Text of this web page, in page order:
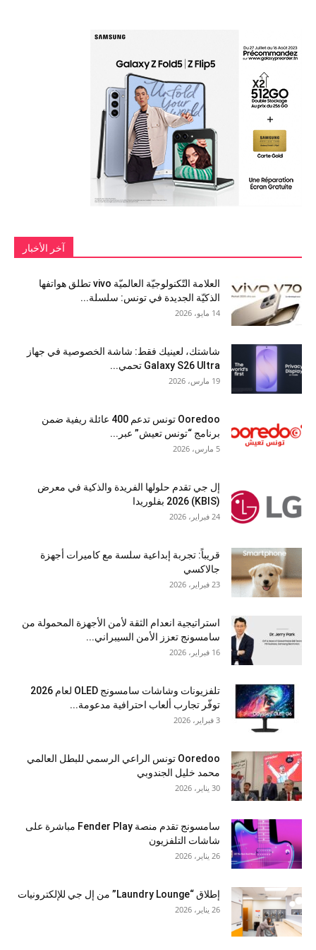
آخر الأخبار
العلامة التّكنولوجيّة العالميّة vivo تطلق هواتفها
الذكيّة الجديدة في تونس: سلسلة...
14 مايو، 2026
شاشتك، لعينيك فقط: شاشة الخصوصية في جهاز
Galaxy S26 Ultra تحمي...
19 مارس، 2026
Ooredoo تونس تدعم 400 عائلة ريفية ضمن
برنامج “تونس تعيش” عبر...
5 مارس، 2026
إل جي تقدم حلولها الفريدة والذكية في معرض
(KBIS) 2026 بفلوريدا
24 فبراير، 2026
قريباً: تجربة إبداعية سلسة مع كاميرات أجهزة
جالاكسي
23 فبراير، 2026
استراتيجية انعدام الثقة لأمن الأجهزة المحمولة من
سامسونج تعزز الأمن السيبراني...
16 فبراير، 2026
تلفزيونات وشاشات سامسونج OLED لعام 2026
توفّر تجارب ألعاب احترافية مدعومة...
3 فبراير، 2026
Ooredoo تونس الراعي الرسمي للبطل العالمي
محمد خليل الجندوبي
30 يناير، 2026
سامسونج تقدم منصة Fender Play مباشرة على
شاشات التلفزيون
26 يناير، 2026
إطلاق “Laundry Lounge” من إل جي للإلكترونيات
26 يناير، 2026